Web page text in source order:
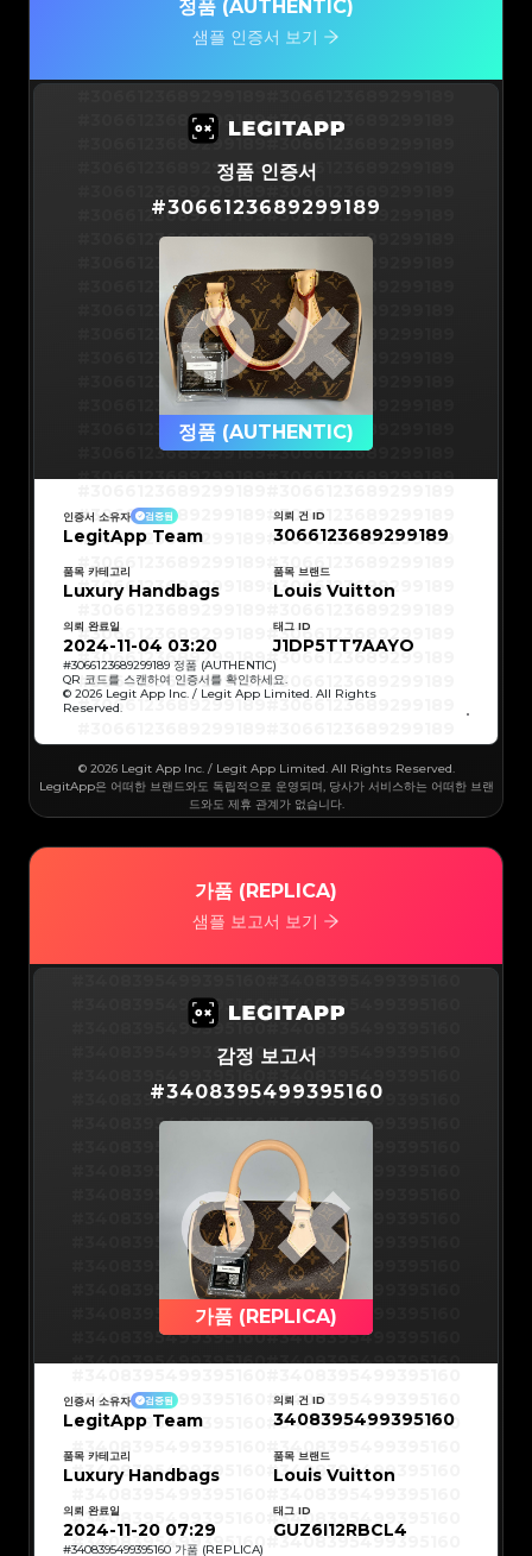
정품 (AUTHENTIC)
샘플 인증서 보기
#3066123689299189#3066123689299189
#3066123689299189#3066123689299189
#3066123689299189#3066123689299189
#3066123689299189#3066123689299189
#3066123689299189#3066123689299189
#3066123689299189#3066123689299189
#3066123689299189#3066123689299189
#3066123689299189#3066123689299189
#3066123689299189#3066123689299189
#3066123689299189#3066123689299189
#3066123689299189#3066123689299189
#3066123689299189#3066123689299189
#3066123689299189#3066123689299189
#3066123689299189#3066123689299189
#3066123689299189
#3066123689299189
#3066123689299189
#3066123689299189
#3066123689299189
#3066123689299189
#3066123689299189
#3066123689299189
#3066123689299189
#3066123689299189
#3066123689299189
#3066123689299189
#3066123689299189#3066123689299189
#3066123689299189#3066123689299189
#3066123689299189
#3066123689299189#3066123689299189
#3066123689299189#3066123689299189
#3066123689299189#3066123689299189
#3066123689299189#3066123689299189
#3066123689299189#3066123689299189
#3066123689299189#3066123689299189
#3066123689299189#3066123689299189
#3066123689299189#3066123689299189
#3066123689299189#3066123689299189
#3066123689299189#3066123689299189
#3066123689299189#3066123689299189
#3066123689299189#3066123689299189
#3066123689299189#3066123689299189
#3066123689299189
#3066123689299189
#3066123689299189
#3066123689299189
#3066123689299189#3066123689299189
#3066123689299189#3066123689299189
#3066123689299189#3066123689299189
#3066123689299189#3066123689299189
#3066123689299189#3066123689299189
#3066123689299189#3066123689299189
#3066123689299189
#3066123689299189
#3066123689299189
#3066123689299189
#3066123689299189
#3066123689299189
#3066123689299189
#3066123689299189
#3066123689299189
#3066123689299189
#3066123689299189
정품 인증서
#3066123689299189
정품 (AUTHENTIC)
#3066123689299189
#3066123689299189
#3066123689299189
#3066123689299189
#3066123689299189
#3066123689299189
#3066123689299189
#3066123689299189
#3066123689299189
#3066123689299189
#3066123689299189#3066123689299189
#3066123689299189#3066123689299189
#3066123689299189#3066123689299189
#3066123689299189#3066123689299189
#3066123689299189#3066123689299189
#3066123689299189#3066123689299189
#3066123689299189#3066123689299189
#3066123689299189#3066123689299189
#3066123689299189#3066123689299189
#3066123689299189#3066123689299189
#3066123689299189#3066123689299189
#3066123689299189#3066123689299189
#3066123689299189#3066123689299189
#3066123689299189#3066123689299189
#3066123689299189
#3066123689299189
#3066123689299189#3066123689299189
#3066123689299189
#3066123689299189
#3066123689299189#3066123689299189
#3066123689299189#3066123689299189
#3066123689299189#3066123689299189
#3066123689299189#3066123689299189
#3066123689299189#3066123689299189
#3066123689299189#3066123689299189
#3066123689299189#3066123689299189
#3066123689299189
#3066123689299189
#3066123689299189
#3066123689299189
#3066123689299189
#3066123689299189
#3066123689299189
#3066123689299189
#3066123689299189
#3066123689299189
#3066123689299189
인증서 소유자 검증됨
LegitApp Team
의뢰 건 ID
3066123689299189
품목 카테고리
Luxury Handbags
품목 브랜드
Louis Vuitton
의뢰 완료일
2024-11-04 03:20
태그 ID
J1DP5TT7AAYO
#3066123689299189 정품 (AUTHENTIC)
QR 코드를 스캔하여 인증서를 확인하세요.
© 2026 Legit App Inc. / Legit App Limited. All Rights
Reserved.
© 2026 Legit App Inc. / Legit App Limited. All Rights Reserved.
LegitApp은 어떠한 브랜드와도 독립적으로 운영되며, 당사가 서비스하는 어떠한 브랜
드와도 제휴 관계가 없습니다.
가품 (REPLICA)
샘플 보고서 보기
#3408395499395160#3408395499395160
#3408395499395160#3408395499395160
#3408395499395160#3408395499395160
#3408395499395160#3408395499395160
#3408395499395160#3408395499395160
#3408395499395160#3408395499395160
#3408395499395160
#3408395499395160
#3408395499395160
#3408395499395160
#3408395499395160#3408395499395160
#3408395499395160#3408395499395160
#3408395499395160#3408395499395160
#3408395499395160#3408395499395160
#3408395499395160#3408395499395160
#3408395499395160#3408395499395160
#3408395499395160#3408395499395160
#3408395499395160
#3408395499395160
#3408395499395160
#3408395499395160
#3408395499395160
#3408395499395160
#3408395499395160
#3408395499395160
#3408395499395160
#3408395499395160
#3408395499395160
#3408395499395160
#3408395499395160
감정 보고서
#3408395499395160
가품 (REPLICA)
#3408395499395160
#3408395499395160
#3408395499395160
#3408395499395160
#3408395499395160
#3408395499395160
#3408395499395160
#3408395499395160
#3408395499395160
#3408395499395160
#3408395499395160
#3408395499395160
인증서 소유자 검증됨
LegitApp Team
의뢰 건 ID
3408395499395160
품목 카테고리
Luxury Handbags
품목 브랜드
Louis Vuitton
의뢰 완료일
2024-11-20 07:29
태그 ID
GUZ6I12RBCL4
#3408395499395160 가품 (REPLICA)